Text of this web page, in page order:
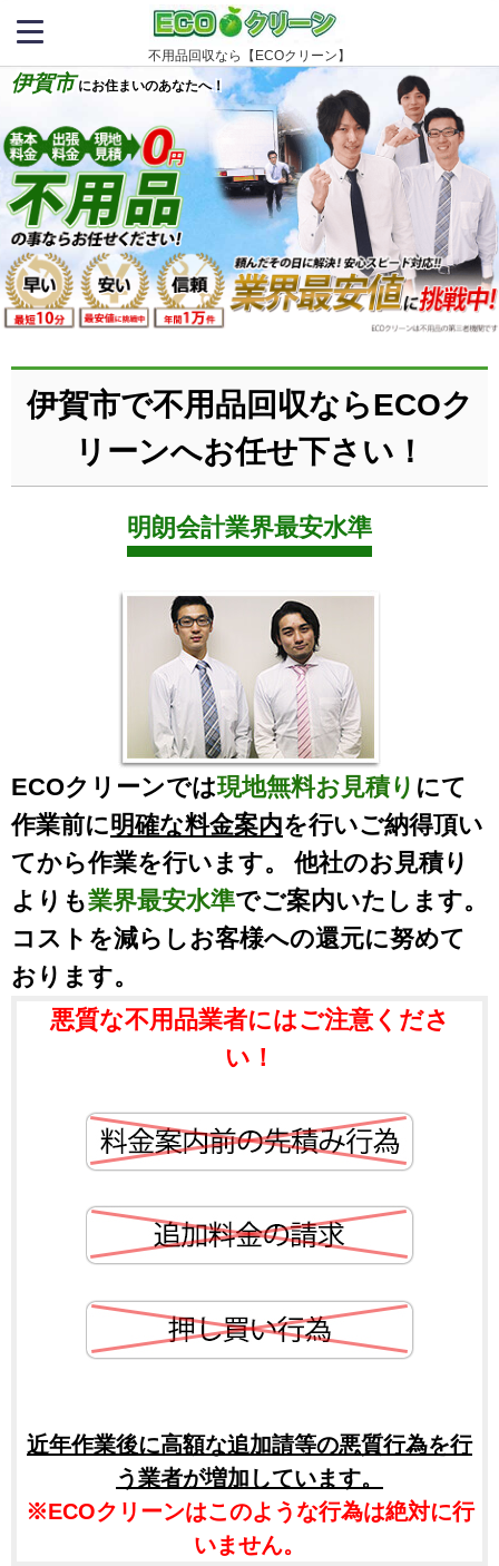
不用品回収なら【ECOクリーン】
伊賀市 にお住まいのあなたへ！
伊賀市で不用品回収ならECOク
リーンへお任せ下さい！
明朗会計業界最安水準
ECOクリーンでは現地無料お見積り にて
作業前に明確な料金案内を行いご納得頂い
てから作業を行います。 他社のお見積り
よりも業界最安水準でご案内いたします。
コストを減らしお客様への還元に努めて
おります。
悪質な不用品業者にはご注意くださ
い！
近年作業後に高額な追加請等の悪質行為を行
う業者が増加しています。
※ECOクリーンはこのような行為は絶対に行
いません。